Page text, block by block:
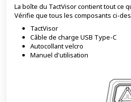
La boîte du TactVisor contient tout ce
Vérifie que tous les composants ci-
TactVisor
Câble de charge USB Type-C
Autocollant velcro
Manuel d'utilisation